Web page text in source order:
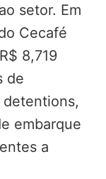
setor. Em
Cecafé
8,719
de
embarque
a